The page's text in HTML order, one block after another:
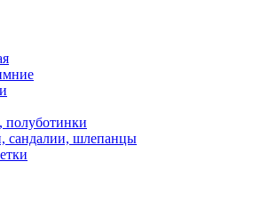
полуботинки
сандалии, шлепанцы